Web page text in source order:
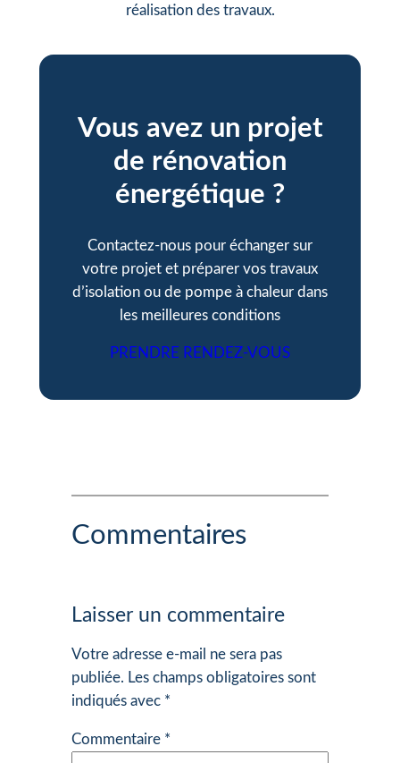
réalisation des travaux.
Vous avez un projet
de rénovation
énergétique ?
Contactez-nous pour échanger sur
votre projet et préparer vos travaux
d’isolation ou de pompe à chaleur dans
les meilleures conditions
PRENDRE RENDEZ-VOUS
Commentaires
Laisser un commentaire
Votre adresse e-mail ne sera pas
publiée. Les champs obligatoires sont
indiqués avec *
Commentaire *